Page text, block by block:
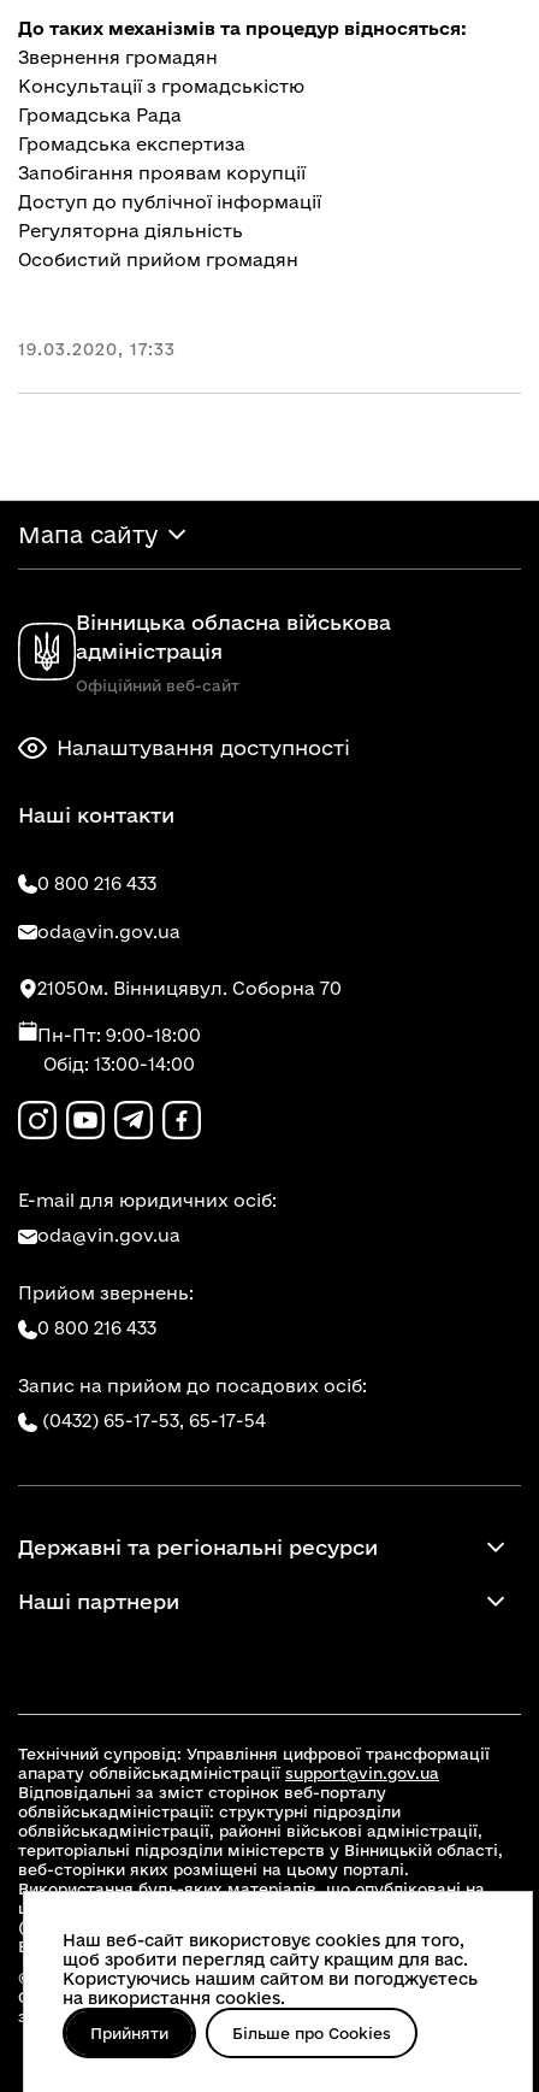
До таких механізмів та процедур відносяться:
Звернення громадян
Консультації з громадськістю
Громадська Рада
Громадська експертиза
Запобігання проявам корупції
Доступ до публічної інформації
Регуляторна діяльність
Особистий прийом громадян
19.03.2020, 17:33
Мапа сайту
Вінницька обласна військова
адміністрація
Офіційний веб-сайт
Налаштування доступності
Наші контакти
0 800 216 433
oda@vin.gov.ua
21050м. Вінницявул. Соборна 70
Пн-Пт: 9:00-18:00
Обід: 13:00-14:00
E-mail для юридичних осіб:
oda@vin.gov.ua
Прийом звернень:
0 800 216 433
Запис на прийом до посадових осіб:
(0432) 65-17-53, 65-17-54
Державні та регіональні ресурси
Наші партнери
Технічний супровід: Управління цифрової трансформації
апарату облвійськадміністрації support@vin.gov.ua
Відповідальні за зміст сторінок веб-порталу
облвійськадміністрації: структурні підрозділи
облвійськадміністрації, районні військові адміністрації,
територіальні підрозділи міністерств у Вінницькій області,
веб-сторінки яких розміщені на цьому порталі.
Використання будь-яких матеріалів, що опубліковані на
цьому сайті, дозволяється при умові зазначення посилання
(для інтернет-видань - гіперпосилання) на офіційний сайт
Вінницької облвійськадміністраціїwww.vin.gov.ua .
© 2026 Весь контент доступний за ліцензією Creative
Commons Attribution 4.0 International license, якщо не
зазначено інше
Наш веб-сайт використовує cookies для того,
щоб зробити перегляд сайту кращим для вас.
Користуючись нашим сайтом ви погоджуєтесь
на використання cookies.
Прийняти Більше про Cookies